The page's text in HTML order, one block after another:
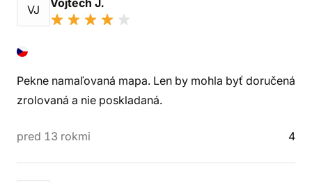
VJ Vojtěch J.
Pekne namaľovaná mapa. Len by mohla byť doručená
zrolovaná a nie poskladaná.
pred 13 rokmi 4